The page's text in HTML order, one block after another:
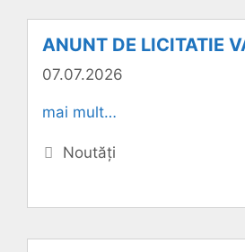
ANUNT DE LICITATIE
07.07.2026
mai mult…
Categorii
Noutăți